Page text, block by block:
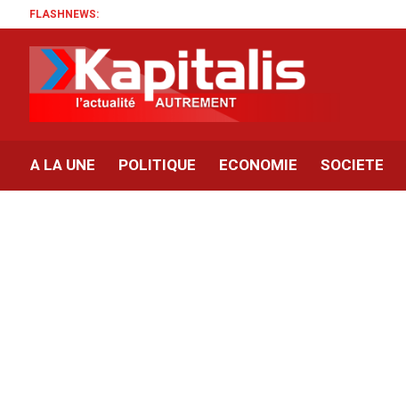
FLASHNEWS:
A LA UNE POLITIQUE ECONOMIE SOCIETE